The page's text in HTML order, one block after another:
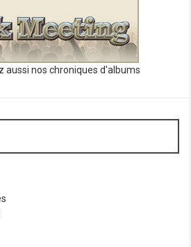
aussi nos chroniques d'albums